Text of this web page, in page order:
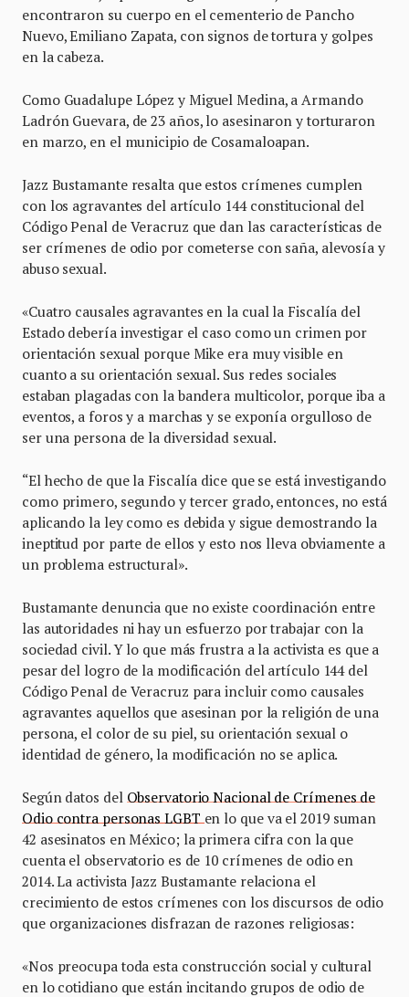
encontraron su cuerpo en el cementerio de Pancho
Nuevo, Emiliano Zapata, con signos de tortura y golpes
en la cabeza.
Como Guadalupe López y Miguel Medina, a Armando
Ladrón Guevara, de 23 años, lo asesinaron y torturaron
en marzo, en el municipio de Cosamaloapan.
Jazz Bustamante resalta que estos crímenes cumplen
con los agravantes del artículo 144 constitucional del
Código Penal de Veracruz que dan las características de
ser crímenes de odio por cometerse con saña, alevosía y
abuso sexual.
«Cuatro causales agravantes en la cual la Fiscalía del
Estado debería investigar el caso como un crimen por
orientación sexual porque Mike era muy visible en
cuanto a su orientación sexual. Sus redes sociales
estaban plagadas con la bandera multicolor, porque iba a
eventos, a foros y a marchas y se exponía orgulloso de
ser una persona de la diversidad sexual.
“El hecho de que la Fiscalía dice que se está investigando
como primero, segundo y tercer grado, entonces, no está
aplicando la ley como es debida y sigue demostrando la
ineptitud por parte de ellos y esto nos lleva obviamente a
un problema estructural».
Bustamante denuncia que no existe coordinación entre
las autoridades ni hay un esfuerzo por trabajar con la
sociedad civil. Y lo que más frustra a la activista es que a
pesar del logro de la modificación del artículo 144 del
Código Penal de Veracruz para incluir como causales
agravantes aquellos que asesinan por la religión de una
persona, el color de su piel, su orientación sexual o
identidad de género, la modificación no se aplica.
Según datos del Observatorio Nacional de Crímenes de
Odio contra personas LGBT en lo que va el 2019 suman
42 asesinatos en México; la primera cifra con la que
cuenta el observatorio es de 10 crímenes de odio en
2014. La activista Jazz Bustamante relaciona el
crecimiento de estos crímenes con los discursos de odio
que organizaciones disfrazan de razones religiosas:
«Nos preocupa toda esta construcción social y cultural
en lo cotidiano que están incitando grupos de odio de